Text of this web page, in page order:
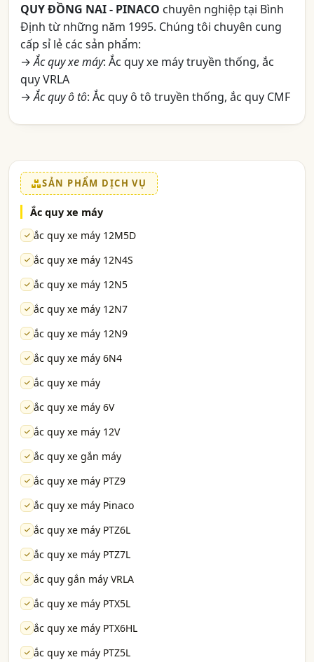
QUY ĐỒNG NAI - PINACO chuyên nghiệp tại Bình
Định từ những năm 1995. Chúng tôi chuyên cung
cấp sỉ lẻ các sản phẩm:
→Ắc quy xe máy: Ắc quy xe máy truyền thống, ắc
quy VRLA
→Ắc quy ô tô: Ắc quy ô tô truyền thống, ắc quy CMF
SẢN PHẨM DỊCH VỤ
Ắc quy xe máy
ắc quy xe máy 12M5D
ắc quy xe máy 12N4S
ắc quy xe máy 12N5
ắc quy xe máy 12N7
ắc quy xe máy 12N9
ắc quy xe máy 6N4
ắc quy xe máy
ắc quy xe máy 6V
ắc quy xe máy 12V
ắc quy xe gắn máy
ắc quy xe máy PTZ9
ắc quy xe máy Pinaco
ắc quy xe máy PTZ6L
ắc quy xe máy PTZ7L
ắc quy gắn máy VRLA
ắc quy xe máy PTX5L
ắc quy xe máy PTX6HL
ắc quy xe máy PTZ5L